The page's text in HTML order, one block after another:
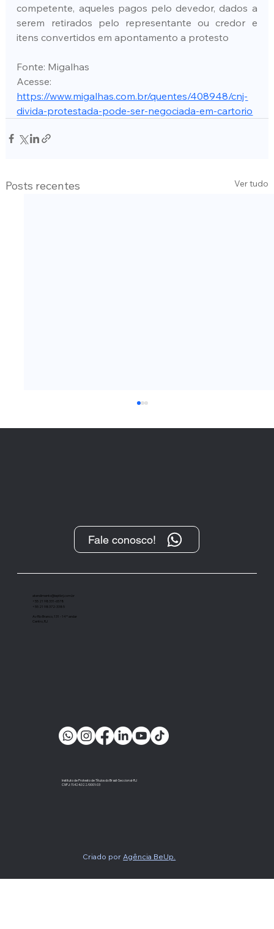
competente, aqueles pagos pelo devedor, dados a
serem retirados pelo representante ou credor e
itens convertidos em apontamento a protesto
Fonte: Migalhas
Acesse:
https://www.migalhas.com.br/quentes/408948/cnj-
divida-protestada-pode-ser-negociada-em-cartorio
Posts recentes Ver tudo
“O Protesto, após sua transformação
importante instrumento de cobrança”
Criado por Agência BeUp.
Instituto de Protesto de Títulos do Brasil-Seccional-RJ
CNPJ: 11.424.022/0001-03
Fale conosco!
atendimento@ieptbrj.com.br
+55 21 98331-6578
+55 21 98372-3385
Av Rio Branco, 131 - 14º andar
Centro, RJ